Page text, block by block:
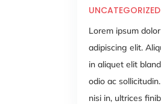
UNCATEGORIZED
Lorem ipsum
adipiscing elit.
in aliquet elit
odio ac
nisi in, ultrices